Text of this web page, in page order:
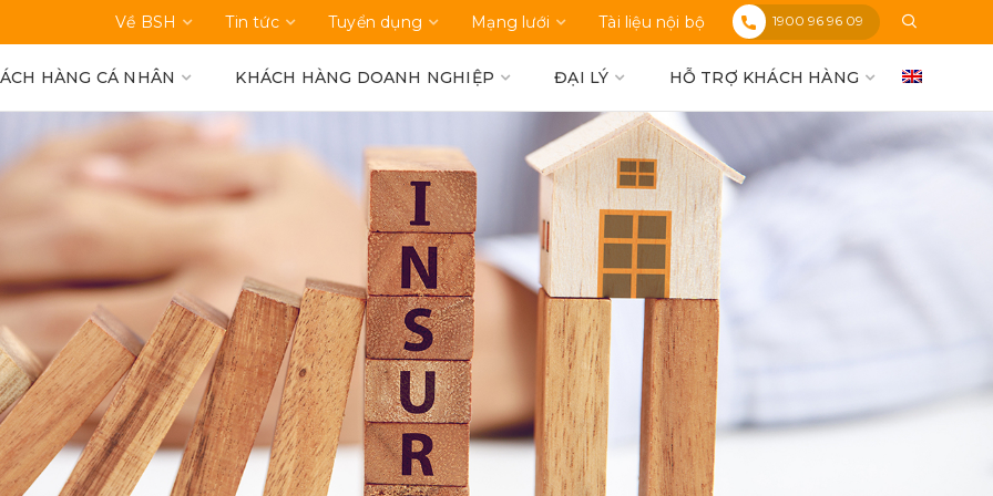
Về BSH Tin tức Tuyển dụng Mạng lưới Tài liệu nội bộ 1900 96 96 09
HÀNG CÁ NHÂN KHÁCH HÀNG DOANH NGHIỆP ĐẠI LÝ HỖ TRỢ KHÁCH HÀNG